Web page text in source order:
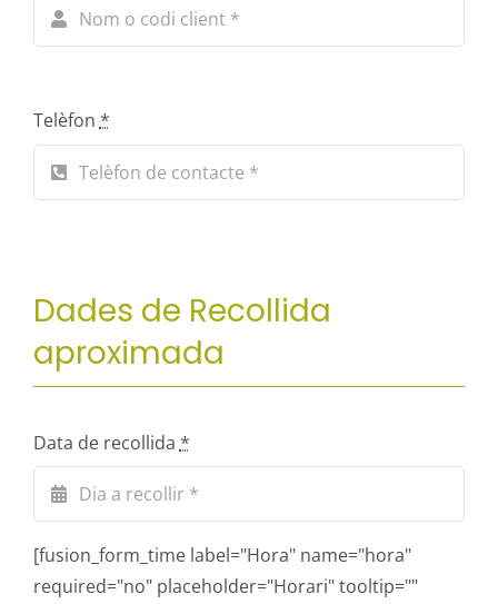
Telèfon*
Dades de Recollida
aproximada
Data de recollida *
[fusion_form_time label="Hora" name="hora"
required="no" placeholder="Horari" tooltip=""